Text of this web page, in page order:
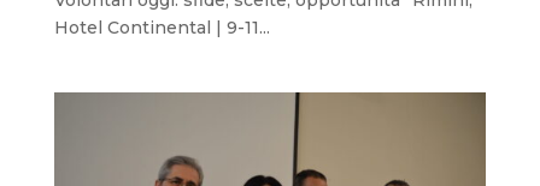
Hotel Continental | 9-11...